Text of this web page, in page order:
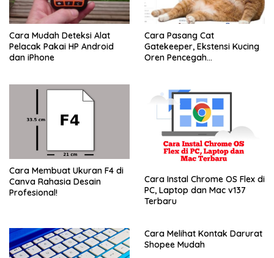
Cara Mudah Deteksi Alat
Pelacak Pakai HP Android
dan iPhone
Cara Pasang Cat
Gatekeeper, Ekstensi Kucing
Oren Pencegah
Cara Membuat Ukuran F4 di
Canva Rahasia Desain
Profesional!
Cara Instal Chrome OS Flex di
PC, Laptop dan Mac v137
Terbaru
Cara Melihat Kontak Darurat
Shopee Mudah